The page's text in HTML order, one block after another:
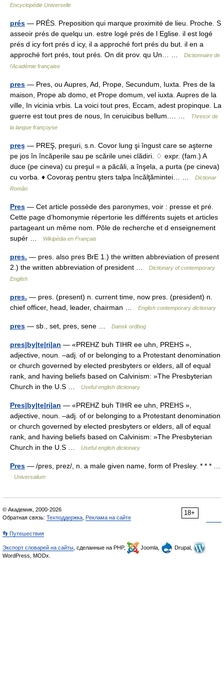
Encyclopédie Universelle
prés — PRÉS. Preposition qui marque proximité de lieu. Proche. S
asseoir prés de quelqu un. estre logé prés de l Eglise. il est logé
prés d icy fort prés d icy, il a approché fort prés du but. il en a
approché fort prés, tout prés. On dit prov. qu Un… …
Dictionnaire de
l'Académie française
pres — Pres, ou Aupres, Ad, Prope, Secundum, Iuxta. Pres de la
maison, Prope ab domo, et Prope domum, vel iuxta. Aupres de la
ville, In vicinia vrbis. La voici tout pres, Eccam, adest propinque. La
guerre est tout pres de nous, In ceruicibus bellum.… …
Thresor de
la langue françoyse
preş — PREŞ, preşuri, s.n. Covor lung şi îngust care se aşterne
pe jos în încăperile sau pe scările unei clădiri. ♢ expr. (fam.) A
duce (pe cineva) cu preşul = a păcăli, a înşela, a purta (pe cineva)
cu vorba. ♦ Covoraş pentru şters talpa încălţămintei… …
Dicționar
Român
Pres — Cet article possède des paronymes, voir : presse et pré.
Cette page d’homonymie répertorie les différents sujets et articles
partageant un même nom. Pôle de recherche et d enseignement
supér …
Wikipédia en Français
pres. — pres. also pres BrE 1.) the written abbreviation of present
2.) the written abbreviation of president …
Dictionary of contemporary
English
pres. — pres. (present) n. current time, now pres. (president) n.
chief officer, head, leader, chairman …
English contemporary dictionary
pres — sb., set, pres, sene … Dansk ordbog
pres|by|te|ri|an — «PREHZ buh TIHR ee uhn, PREHS »,
adjective, noun. –adj. of or belonging to a Protestant denomination
or church governed by elected presbyters or elders, all of equal
rank, and having beliefs based on Calvinism: »The Presbyterian
Church in the U.S …
Useful english dictionary
Pres|by|te|ri|an — «PREHZ buh TIHR ee uhn, PREHS »,
adjective, noun. –adj. of or belonging to a Protestant denomination
or church governed by elected presbyters or elders, all of equal
rank, and having beliefs based on Calvinism: »The Presbyterian
Church in the U.S …
Useful english dictionary
Pres — /pres, prez/, n. a male given name, form of Presley. * * * …
Universalium
18+
© Академик, 2000-2026
Обратная связь: Техподдержка Реклама на сайте
👣 Путешествия
Экспорт словарей на сайты , сделанные на PHP, Joomla,
Drupal,
WordPress, MODx.